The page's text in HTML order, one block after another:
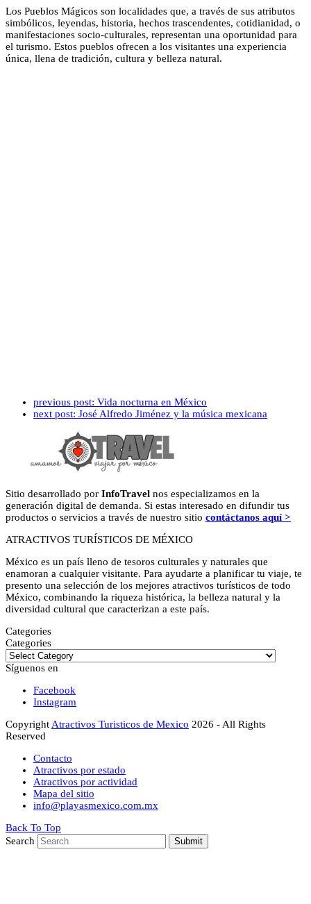
Los Pueblos Mágicos son localidades que, a través de sus atributos
simbólicos, leyendas, historia, hechos trascendentes, cotidianidad, o
manifestaciones socio-culturales, representan una oportunidad para
el turismo. Estos pueblos ofrecen a los visitantes una experiencia
única, llena de tradición, cultura y belleza natural.
previous post: Vida nocturna en México
next post: José Alfredo Jiménez y la música mexicana
Sitio desarrollado por InfoTravel nos especializamos en la
generación digital de demanda. Si estas interesado en difundir tus
productos o servicios a través de nuestro sitio contáctanos aquí >
ATRACTIVOS TURÍSTICOS DE MÉXICO
México es un país lleno de tesoros culturales y naturales que
enamoran a cualquier visitante. Para ayudarte a planificar tu viaje, te
presento una selección de los mejores atractivos turísticos de todo
México, combinando la riqueza histórica, la belleza natural y la
diversidad cultural que caracterizan a este país.
Categories
Categories
Síguenos en
Facebook
Instagram
CopyrightAtractivos Turisticos de Mexico 2026 - All Rights
Reserved
Contacto
Atractivos por estado
Atractivos por actividad
Mapa del sitio
info@playasmexico.com.mx
Back To Top
Search
Submit